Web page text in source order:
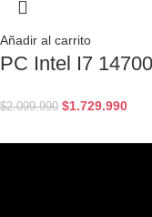
Añadir al carrito
PC Intel I7
$2.099.990 $1.729.990